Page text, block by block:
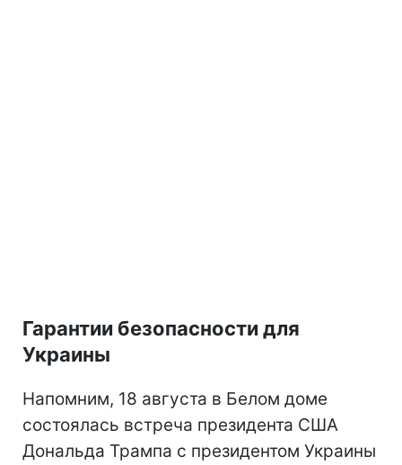
Гарантии безопасности для
Украины
Напомним, 18 августа в Белом доме
состоялась встреча президента США
Дональда Трампа с президентом Украины